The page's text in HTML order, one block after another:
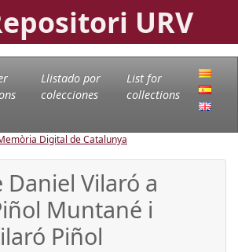
URV
Llistado por
colecciones
List for
collections
Digital de Catalunya
Daniel Vilaró a
Muntané i
Piñol